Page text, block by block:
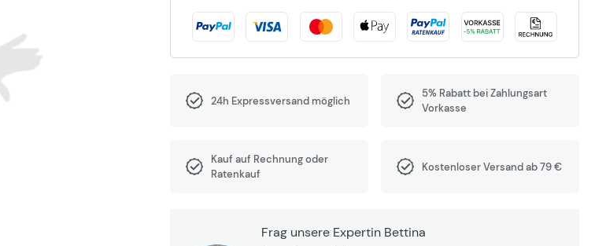
24h Expressversand möglich
5% Rabatt bei Zahlungsart
Vorkasse
Kauf auf Rechnung oder
Ratenkauf
Kostenloser Versand ab 79 €
Frag unsere Expertin Bettina